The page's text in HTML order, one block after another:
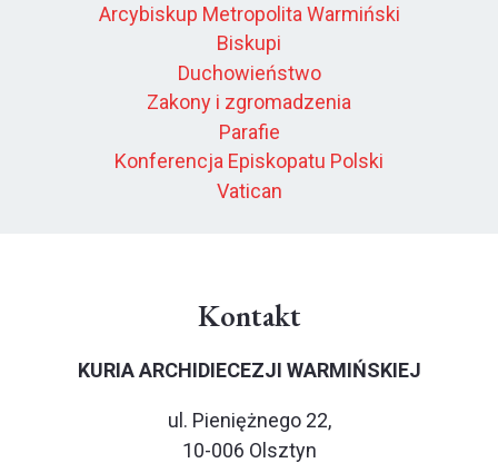
Arcybiskup Metropolita Warmiński
Biskupi
Duchowieństwo
Zakony i zgromadzenia
Parafie
Konferencja Episkopatu Polski
Vatican
Kontakt
KURIA ARCHIDIECEZJI WARMIŃSKIEJ
ul. Pieniężnego 22,
10-006 Olsztyn